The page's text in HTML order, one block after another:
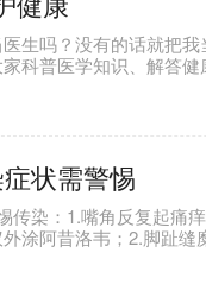
生吗？没有的话就把
科普医学知识、解答
这些都是我坚持做科普
状需警惕
传染：1.嘴角反复起痛
涂阿昔洛韦；2.脚趾
可用抗真菌喷剂；3.胸背